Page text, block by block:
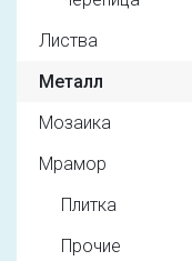
Листва
Металл
Мозаика
Мрамор
Плитка
Прочие